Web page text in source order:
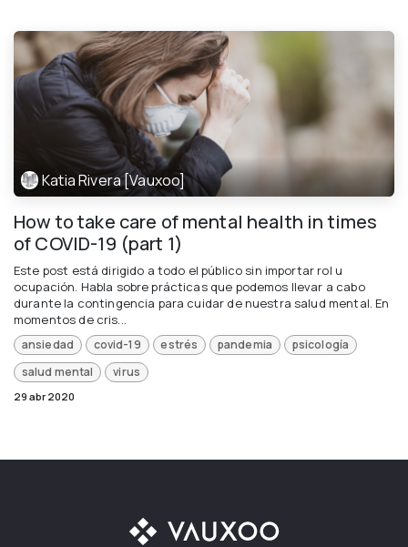
Katia Rivera [Vauxoo]
How to take care of mental health in times
of COVID-19 (part 1)
Este post está dirigido a todo el público sin importar rol u
ocupación. Habla sobre prácticas que podemos llevar a cabo
durante la contingencia para cuidar de nuestra salud mental. En
momentos de cris...
ansiedad covid-19 estrés pandemia
psicología
salud mental
virus
29 abr 2020